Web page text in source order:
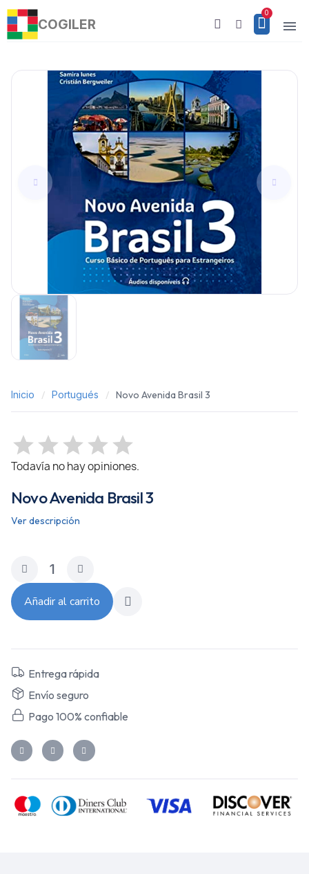
COGILER
Inicio Portugués Novo Avenida Brasil 3
Todavía no hay opiniones.
Novo Avenida Brasil 3
Ver descripción
Añadir al carrito
Entrega rápida
Envío seguro
Pago 100% confiable